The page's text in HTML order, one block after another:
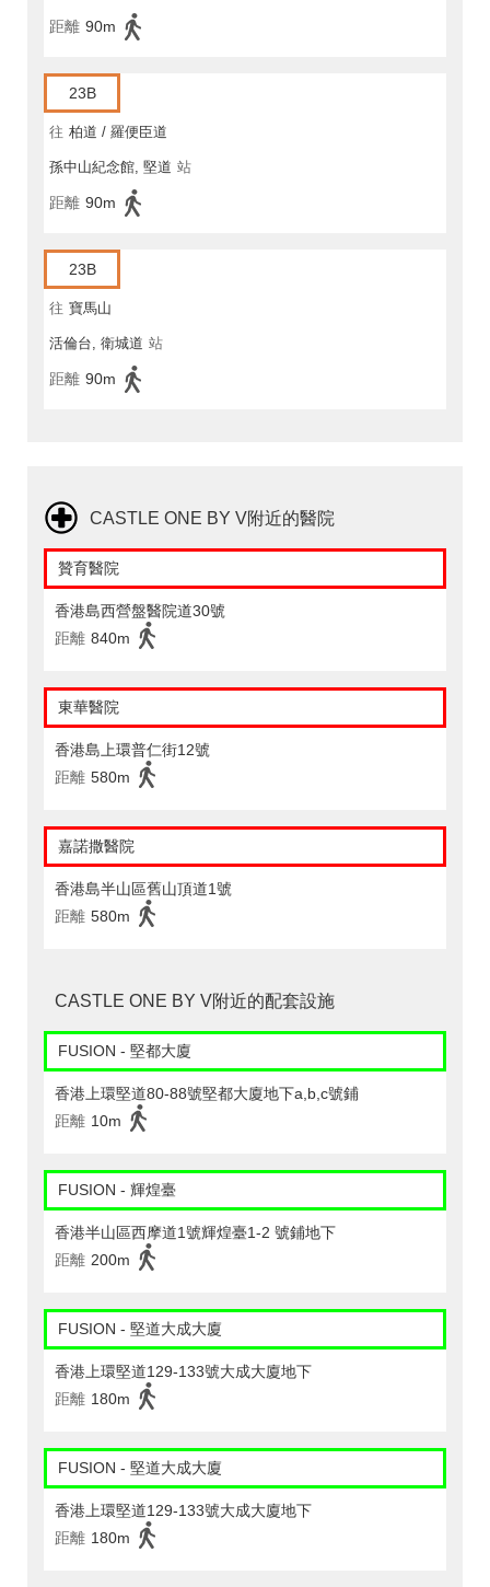
距離 90m
23B
往 柏道 / 羅便臣道
孫中山紀念館, 堅道 站
距離 90m
23B
往 寶馬山
活倫台, 衛城道 站
距離 90m
CASTLE ONE BY V附近的醫院
贊育醫院
香港島西營盤醫院道30號
距離 840m
東華醫院
香港島上環普仁街12號
距離 580m
嘉諾撒醫院
香港島半山區舊山頂道1號
距離 580m
CASTLE ONE BY V附近的配套設施
FUSION - 堅都大廈
香港上環堅道80-88號堅都大廈地下a,b,c號鋪
距離 10m
FUSION - 輝煌臺
香港半山區西摩道1號輝煌臺1-2 號鋪地下
距離 200m
FUSION - 堅道大成大廈
香港上環堅道129-133號大成大廈地下
距離 180m
FUSION - 堅道大成大廈
香港上環堅道129-133號大成大廈地下
距離 180m